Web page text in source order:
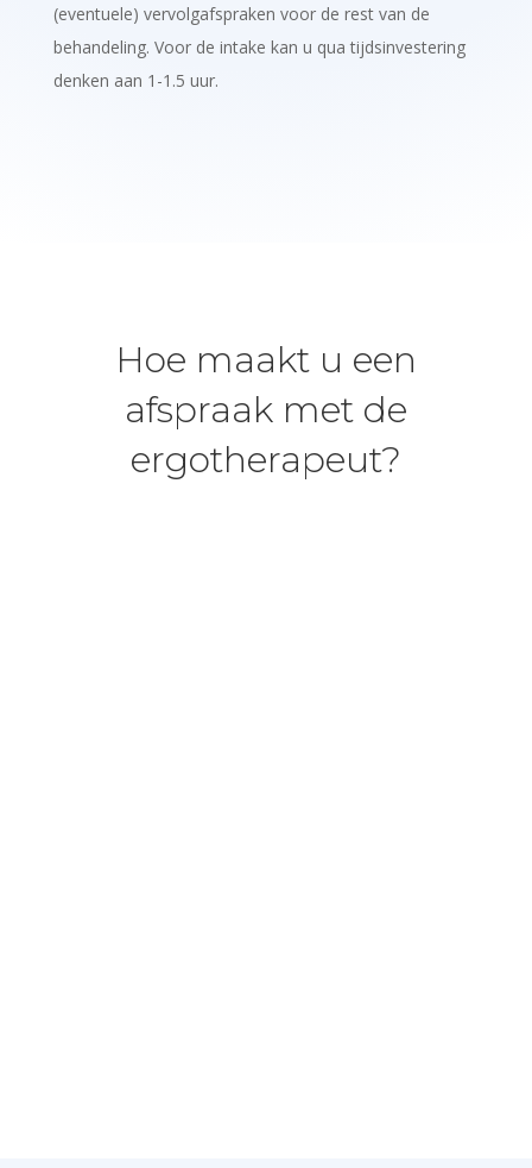
(eventuele) vervolgafspraken voor de rest van de
behandeling. Voor de intake kan u qua tijdsinvestering
denken aan 1-1.5 uur.
Hoe maakt u een
afspraak met de
ergotherapeut?